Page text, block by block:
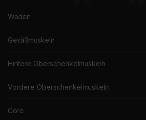
Waden
Gesäßmuskeln
Hintere Oberschenkelmuskeln
Vordere Oberschenkelmuskeln
Core